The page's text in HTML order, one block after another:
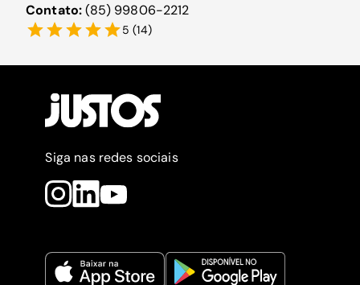
Contato:(85) 99806-2212
5 (14)
Siga nas redes sociais